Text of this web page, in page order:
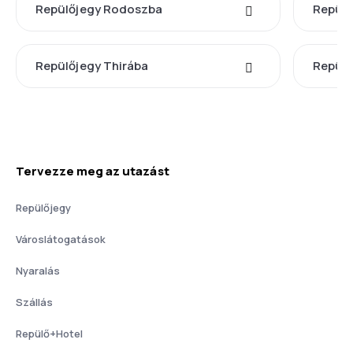
Repülőjegy Rodoszba
Repülőjegy Thirába
Tervezze meg az utazást
Repülőjegy
Városlátogatások
Nyaralás
Szállás
Repülő+Hotel